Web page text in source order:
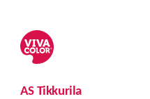
AS Tikkurila